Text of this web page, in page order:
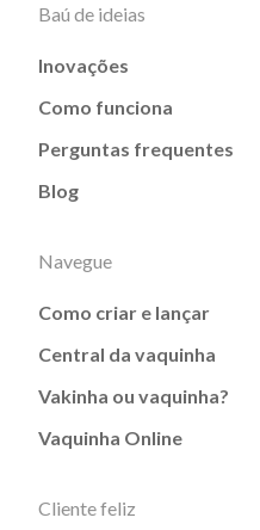
Baú de ideias
Inovações
Como funciona
Perguntas frequentes
Blog
Navegue
Como criar e lançar
Central da vaquinha
Vakinha ou vaquinha?
Vaquinha Online
Cliente feliz